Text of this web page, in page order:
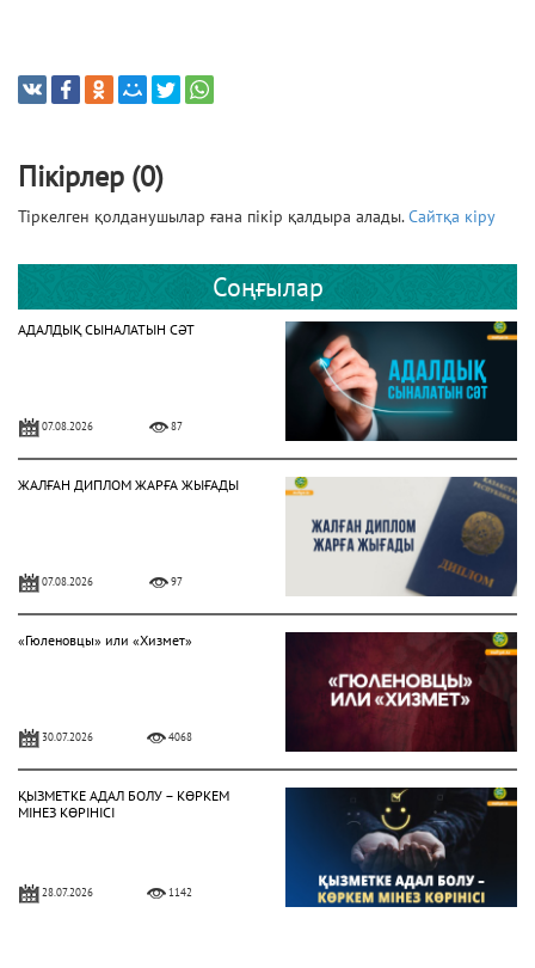
Пікірлер (0)
Тіркелген қолданушылар ғана пікір қалдыра алады.Сайтқа кіру
Соңғылар
АДАЛДЫҚ СЫНАЛАТЫН СӘТ
07.08.2026 87
ЖАЛҒАН ДИПЛОМ ЖАРҒА ЖЫҒАДЫ
07.08.2026 97
«Гюленовцы» или «Хизмет»
30.07.2026 4068
ҚЫЗМЕТКЕ АДАЛ БОЛУ – КӨРКЕМ
МІНЕЗ КӨРІНІСІ
28.07.2026 1142